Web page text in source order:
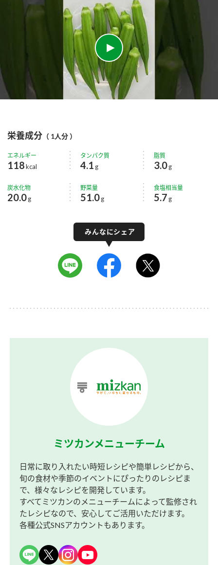
栄養成分 （ 1人分 ）
エネルギー
118kcal
タンパク質
4.1 g
脂質
3.0 g
炭水化物
20.0g
野菜量
51.0g
食塩相当量
5.7 g
ミツカンメニューチーム
日常に取り入れたい時短レシピや簡単レシピから、
旬の食材や季節のイベントにぴったりのレシピま
で、様々なレシピを開発しています。
すべてミツカンのメニューチームによって監修され
たレシピなので、安心してご活用いただけます。
各種公式SNSアカウントもあります。